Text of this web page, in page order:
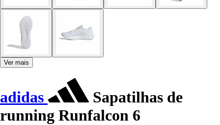
Ver mais
adidas
Sapatilhas de
running Runfalcon 6